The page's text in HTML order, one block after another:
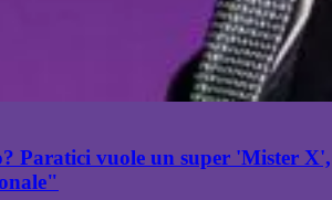
Paratici vuole un super 'Mister X',